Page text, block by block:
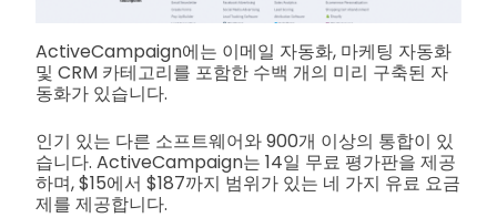
ActiveCampaign에는 이메일 자동화, 마케팅 자동화
및 CRM 카테고리를 포함한 수백 개의 미리 구축된 자
동화가 있습니다.
인기 있는 다른 소프트웨어와 900개 이상의 통합이 있
습니다. ActiveCampaign는 14일 무료 평가판을 제공
하며, $15에서 $187까지 범위가 있는 네 가지 유료 요금
제를 제공합니다.